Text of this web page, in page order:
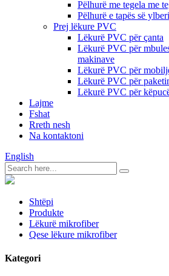
Pëlhurë me tegela me
Pëlhurë e tapës së
Prej lëkure PVC
Lëkurë PVC për çanta
Lëkurë PVC për
makinave
Lëkurë PVC për
Lëkurë PVC për
Lëkurë PVC për
Lajme
Fshat
Rreth nesh
Na kontaktoni
English
Shtëpi
Produkte
Lëkurë mikrofiber
Qese lëkure mikrofiber
Kategori